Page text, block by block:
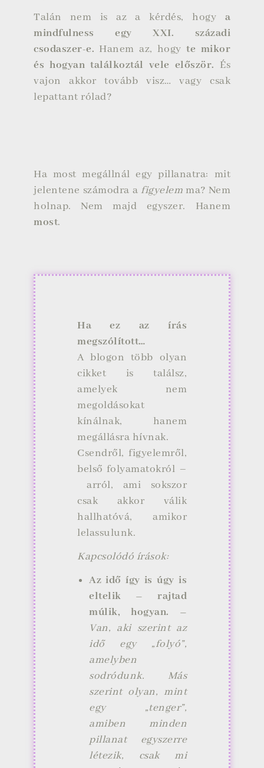
Talán nem is az a kérdés, hogy a
mindfulness egy XXI. századi
csodaszer-e. Hanem az, hogyte mikor
és hogyan találkoztál vele először. És
vajon akkor tovább visz… vagy csak
lepattant rólad?
Ha most megállnál egy pillanatra: mit
jelentene számodra a figyelem ma? Nem
holnap. Nem majd egyszer. Hanem
most.
Ha ez az írás
megszólított…
A blogon több olyan
cikket is találsz,
amelyek nem
megoldásokat
kínálnak, hanem
megállásra hívnak.
Csendről, figyelemről,
belső folyamatokról –
arról, ami sokszor
csak akkor válik
hallhatóvá, amikor
lelassulunk.
Kapcsolódó írások:
Az idő így is úgy is
eltelik – rajtad
múlik, hogyan. –
Van, aki szerint az
idő egy „folyó”,
amelyben
sodródunk. Más
szerint olyan, mint
egy „tenger”,
amiben minden
pillanat egyszerre
létezik, csak mi